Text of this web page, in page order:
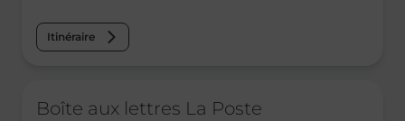
Itinéraire
Boîte aux lettres La Poste